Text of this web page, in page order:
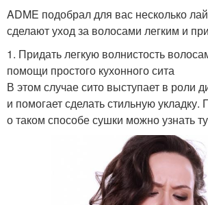
ADME подобрал для вас несколько
сделают уход за волосами легким и
1. Придать легкую волнистость
помощи простого кухонного сита
В этом случае сито выступает в роли
и помогает сделать стильную
о таком способе сушки можно узнать